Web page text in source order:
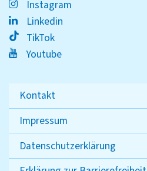
Instagram
Linkedin
TikTok
Youtube
Kontakt
Impressum
Datenschutzerklärung